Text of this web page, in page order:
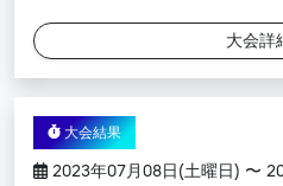
大会詳
大会結果
2023年07月08日(土曜日) 〜